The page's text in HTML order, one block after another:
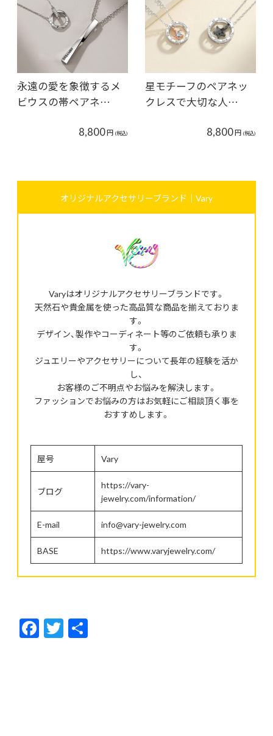
永遠の愛を象徴するメ
ビウスの帯ペアネ…
8,800円 (税込)
星モチーフのペアネッ
クレスで大切な人…
8,800円 (税込)
オリジナルアクセサリーブランド｜Vary
Varyはオリジナルアクセサリーブランドです。
天然石や貴金属を使った高品質な商品を揃えておりま
す。
デザイン、製作やコーディネート等のご依頼も承りま
す。
ジュエリーやアクセサリーについて長年の経験を活か
し、
お客様のご不明点やお悩みを解決します。
ファッションでお悩みの方はお気軽にご相談頂く事を
おすすめします。
屋号 Vary
ブログ
https://vary-
jewelry.com/information/
E-mail info@vary-jewelry.com
BASE https://www.varyjewelry.com/
F
ac
T
w